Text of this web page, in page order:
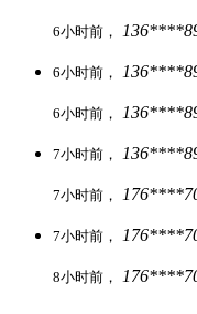
6小时前，
6小时前，
6小时前，
7小时前，
7小时前，
7小时前，
8小时前，